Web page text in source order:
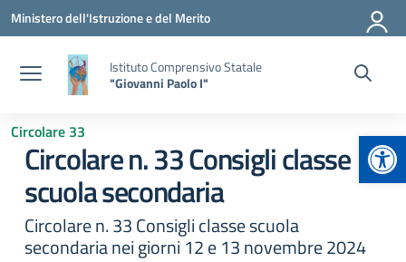
Vai ai contenuti
Vai al menu di navigazione
Vai al footer
Ministero dell'Istruzione e del Merito
Istituto Comprensivo Statale
"Giovanni Paolo I"
Circolare 33
Circolare n. 33 Consigli classe
scuola secondaria
Circolare n. 33 Consigli classe scuola
secondaria nei giorni 12 e 13 novembre 2024